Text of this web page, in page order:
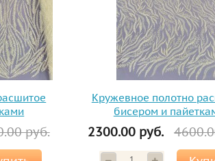
руб.
Кружевное полотно
бисером и
2300.00 руб.